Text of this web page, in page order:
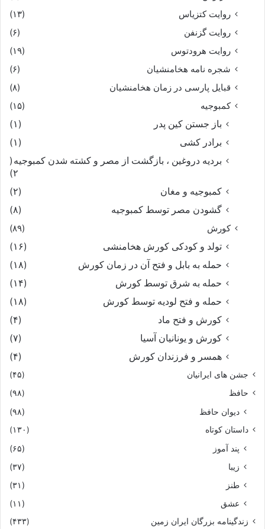
روایت کتزیاس
(۱۳)
روایت گزنفن
(۶)
روایت هرودتوس
(۱۹)
شجره نامه هخامنشیان
(۶)
قبایل پارسی در زمان هخامنشیان
(۸)
کمبوجیه
(۱۵)
باز جستن کین پدر
(۱)
برادر کشی
(۱)
بردیه دروغین ، بازگشت از مصر و کشته شدن کمبوجیه (
۲)
کمبوجیه و مغان
(۲)
گشودن مصر توسط کمبوجیه
(۸)
کورش
(۸۹)
تولد و کودکی کورش هخامنشی
(۱۶)
حمله به بابل و فتح آن در زمان کورش
(۱۸)
حمله به شرق توسط کورش
(۱۴)
حمله و فتح لودیه توسط کورش
(۱۸)
کورش و فتح ماد
(۴)
کورش و یونانیان آسیا
(۷)
همسر و فرزندان کورش
(۴)
جشن های ایرانیان
(۴۵)
حافظ
(۹۸)
دیوان حافظ (۹۸)
داستان کوتاه (۱۳۰)
پند آموز
(۶۵)
زیبا
(۳۷)
طنز
(۳۱)
عشق
(۱۱)
زندگینامه بزرگان ایران زمین (۴۳۳)